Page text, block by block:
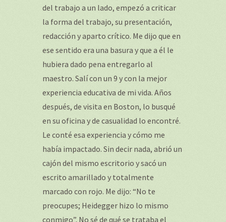
del trabajo a un lado, empezó a criticar
la forma del trabajo, su presentación,
redacción y aparto crítico. Me dijo que en
ese sentido era una basura y que a él le
hubiera dado pena entregarlo al
maestro. Salí con un 9 y con la mejor
experiencia educativa de mi vida. Años
después, de visita en Boston, lo busqué
en su oficina y de casualidad lo encontré.
Le conté esa experiencia y cómo me
había impactado. Sin decir nada, abrió un
cajón del mismo escritorio y sacó un
escrito amarillado y totalmente
marcado con rojo. Me dijo: “No te
preocupes; Heidegger hizo lo mismo
conmigo”. No sé de qué se trataba el